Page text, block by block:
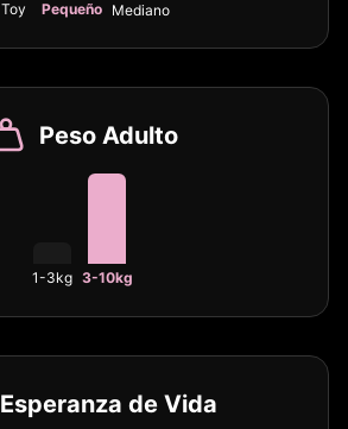
Toy Pequeño Mediano
Peso Adulto
1-3kg 3-10kg
Esperanza de Vida